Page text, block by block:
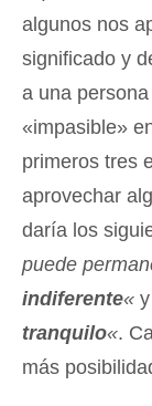
algunos nos
significado y
a una
«impasible»
primeros tres
aprovechar
daría los
puede
indiferente« y
tranquilo«.
más